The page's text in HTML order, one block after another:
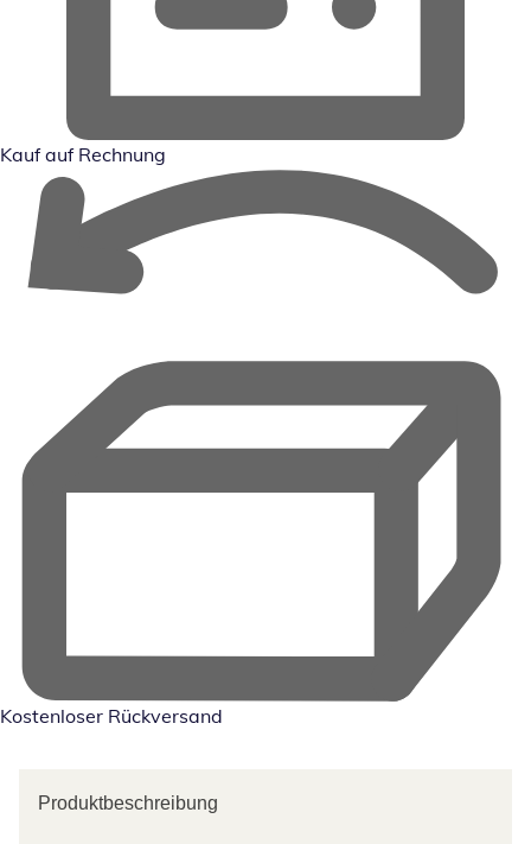
Kauf auf Rechnung
Kostenloser Rückversand
Produktbeschreibung